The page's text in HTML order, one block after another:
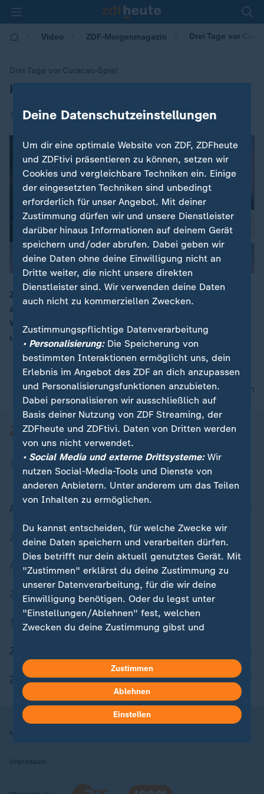
Video ZDF-Morgenmagazin Drei Tage vor
Drei Tage vor Curacao-Spiel
:Harmonie pur im DFB-Quartier
11.06.2026 | 05:30
ZDF-Reporter Florian Zschiedrich berichtet über
aktuelle News aus dem deutschen WM-Quartier in
Winston-Salem. Heute standen Nationalspieler Raum
und Ouédraogo den Reportern Rede und Antwort.
nach oben
Zuletzt veröffentlicht
Aktuelle Sendungs-Videos
ZDFheute Stories
Themen im Überblick
ZDFheute Apps
Nutzungsbedingungen
Impressum
Deine Datenschutzeinstellungen
Um dir eine optimale Website von ZDF, ZDFheute
und ZDFtivi präsentieren zu können, setzen wir
Cookies und vergleichbare Techniken ein. Einige
der eingesetzten Techniken sind unbedingt
erforderlich für unser Angebot. Mit deiner
Zustimmung dürfen wir und unsere Dienstleister
darüber hinaus Informationen auf deinem Gerät
speichern und/oder abrufen. Dabei geben wir
deine Daten ohne deine Einwilligung nicht an
Dritte weiter, die nicht unsere direkten
Dienstleister sind. Wir verwenden deine Daten
auch nicht zu kommerziellen Zwecken.
Zustimmungspflichtige Datenverarbeitung
• Personalisierung:Die Speicherung von
bestimmten Interaktionen ermöglicht uns, dein
Erlebnis im Angebot des ZDF an dich anzupassen
und Personalisierungsfunktionen anzubieten.
Dabei personalisieren wir ausschließlich auf
Basis deiner Nutzung von ZDF Streaming, der
ZDFheute und ZDFtivi. Daten von Dritten werden
von uns nicht verwendet.
• Social Media und externe Drittsysteme:Wir
nutzen Social-Media-Tools und Dienste von
anderen Anbietern. Unter anderem um das Teilen
von Inhalten zu ermöglichen.
Du kannst entscheiden, für welche Zwecke wir
deine Daten speichern und verarbeiten dürfen.
Dies betrifft nur dein aktuell genutztes Gerät. Mit
"Zustimmen" erklärst du deine Zustimmung zu
unserer Datenverarbeitung, für die wir deine
Einwilligung benötigen. Oder du legst unter
"Einstellungen/Ablehnen" fest, welchen
Zwecken du deine Zustimmung gibst und
in deinen Einstellungen widerrufen oder ändern.
Hier findest du das Impressum.
Weitere Informationen findest du in unserer
Datenschutzerklärung.
Zustimmen
Ablehnen
Einstellen